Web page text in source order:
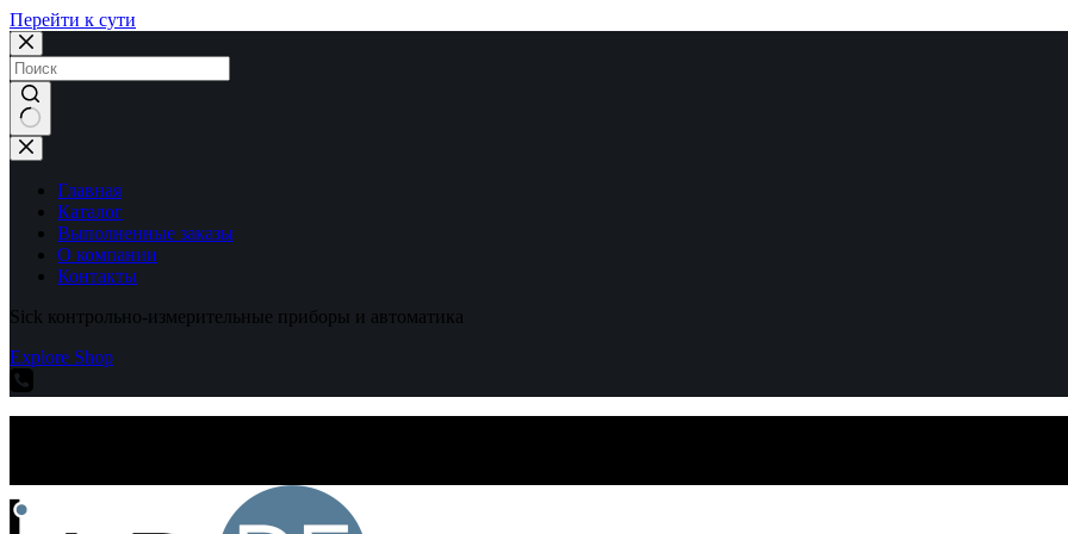
Перейти к сути
Ничего
не
найденоГлавная
Каталог
Выполненные заказы
О компании
Контакты
Sick контрольно-измерительные приборы и автоматика
Explore Shop